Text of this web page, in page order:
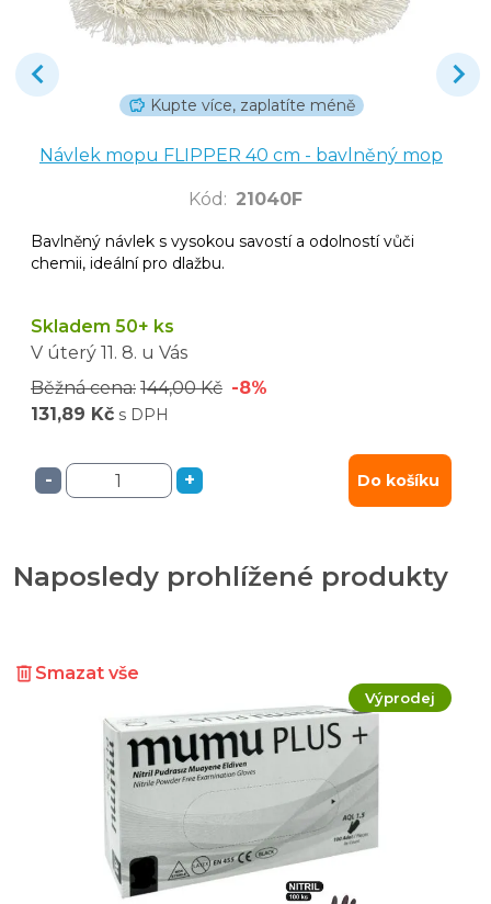
Kupte více, zaplatíte méně
Návlek mopu FLIPPER 40 cm - bavlněný mop
Kód : 21040F
Bavlněný návlek s vysokou savostí a odolností vůči
chemii, ideální pro dlažbu.
Skladem 50+ ks
V úterý 11. 8. u Vás
Běžná cena: 144,00 Kč -8%
131,89 Kč s DPH
- + Do košíku
Naposledy prohlížené produkty
Smazat vše
Výprodej